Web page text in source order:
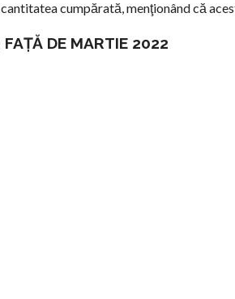
cumpărată, menţionând că
DE MARTIE 2022